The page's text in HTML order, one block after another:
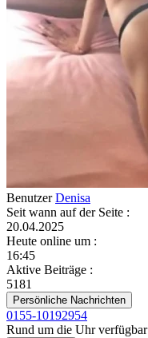
BenutzerDenisa
Seit wann auf der Seite :
20.04.2025
Heute online um :
16:45
Aktive Beiträge :
5181
Persönliche Nachrichten
0155-10192954
Rund um die Uhr verfügbar